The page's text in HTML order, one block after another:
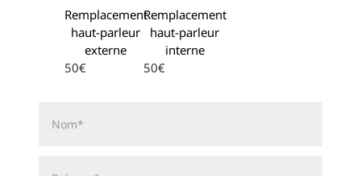
Remplacement
haut-parleur
externe
50€
Remplacement
haut-parleur
interne
50€